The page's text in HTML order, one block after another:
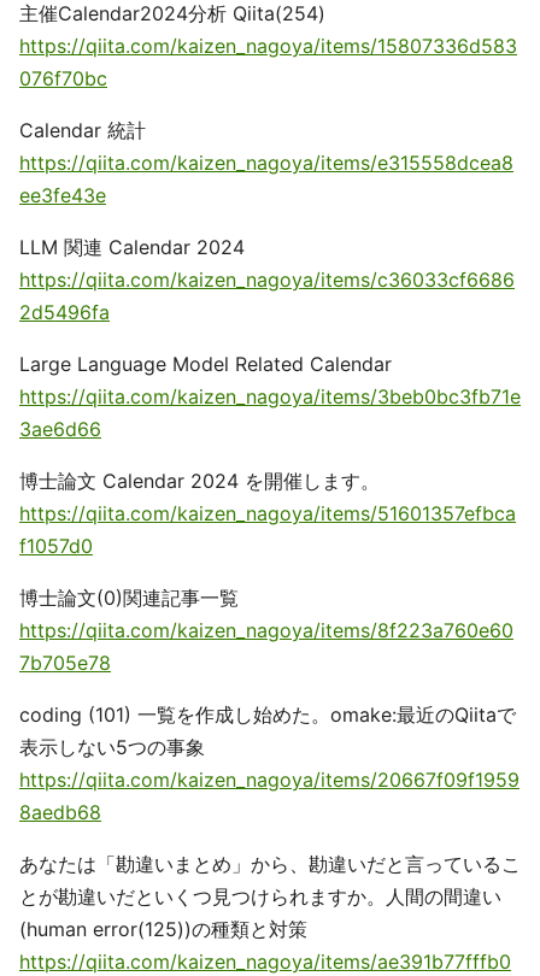
主催Calendar2024分析 Qiita(254)
https://qiita.com/kaizen_nagoya/items/15807336d583
076f70bc
Calendar 統計
https://qiita.com/kaizen_nagoya/items/e315558dcea8
ee3fe43e
LLM 関連 Calendar 2024
https://qiita.com/kaizen_nagoya/items/c36033cf6686
2d5496fa
Large Language Model Related Calendar
https://qiita.com/kaizen_nagoya/items/3beb0bc3fb71e
3ae6d66
博士論文 Calendar 2024 を開催します。
https://qiita.com/kaizen_nagoya/items/51601357efbca
f1057d0
博士論文(0)関連記事一覧
https://qiita.com/kaizen_nagoya/items/8f223a760e60
7b705e78
coding (101) 一覧を作成し始めた。omake:最近のQiitaで
表示しない5つの事象
https://qiita.com/kaizen_nagoya/items/20667f09f1959
8aedb68
あなたは「勘違いまとめ」から、勘違いだと言っているこ
とが勘違いだといくつ見つけられますか。人間の間違い
(human error(125))の種類と対策
https://qiita.com/kaizen_nagoya/items/ae391b77fffb0